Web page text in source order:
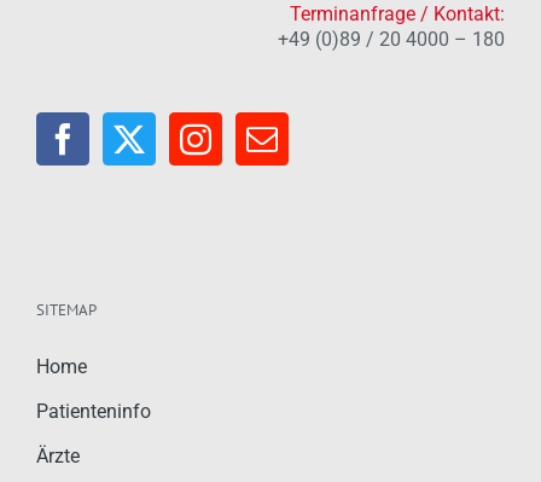
Terminanfrage / Kontakt:
+49 (0)89 / 20 4000 – 180
SITEMAP
Home
Patienteninfo
Ärzte